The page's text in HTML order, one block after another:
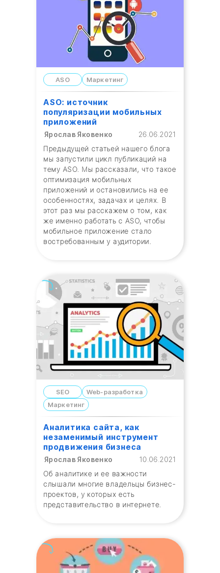
ASO Маркетинг
ASO: источник
популяризации мобильных
приложений
Ярослав Яковенко
26.06.2021
Предыдущей статьей нашего блога
мы запустили цикл публикаций на
тему ASO. Мы рассказали, что такое
оптимизация мобильных
приложений и остановились на ее
особенностях, задачах и целях. В
этот раз мы расскажем о том, как
же именно работать с ASO, чтобы
мобильное приложение стало
востребованным у аудитории.
SEO
Web-разработка
Маркетинг
Аналитика сайта, как
незаменимый инструмент
продвижения бизнеса
Ярослав Яковенко
10.06.2021
Об аналитике и ее важности
слышали многие владельцы бизнес-
проектов, у которых есть
представительство в интернете.